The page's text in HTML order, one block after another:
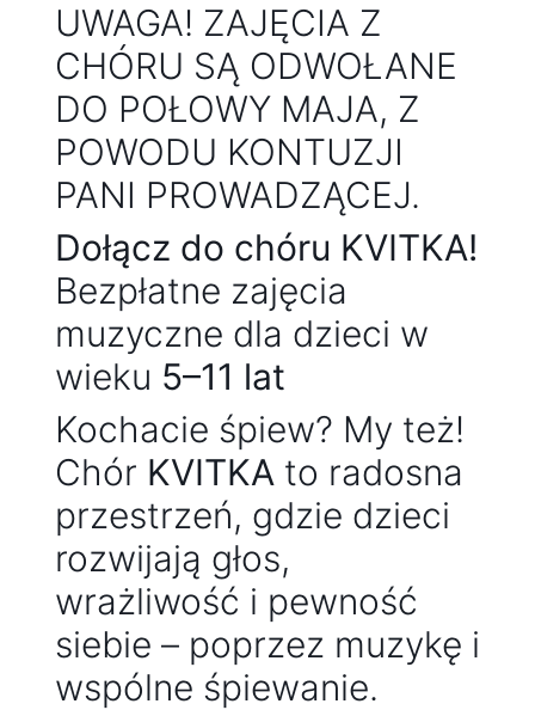
UWAGA! ZAJĘCIA Z
CHÓRU SĄ ODWOŁANE
DO POŁOWY MAJA, Z
POWODU KONTUZJI
PANI PROWADZĄCEJ.
Dołącz do chóru KVITKA!
Bezpłatne zajęcia
muzyczne dla dzieci w
wieku 5–11 lat
Kochacie śpiew? My też!
Chór KVITKA to radosna
przestrzeń, gdzie dzieci
rozwijają głos,
wrażliwość i pewność
siebie – poprzez muzykę i
wspólne śpiewanie.